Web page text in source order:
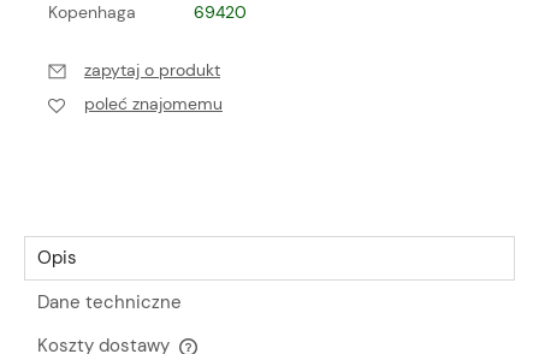
Kopenhaga 69420
zapytaj o produkt
poleć znajomemu
Opis
Dane techniczne
Koszty dostawy